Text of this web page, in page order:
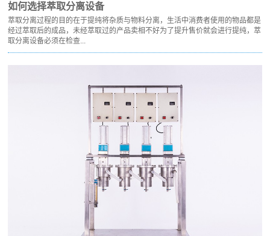
如何选择萃取分离设备
萃取分离过程的目的在于提纯将杂质与物料分离，生活中消费者使用的物品都是
经过萃取后的成品，未经萃取过的产品卖相不好为了提升售价就会进行提纯，萃
取分离设备必须在检查...